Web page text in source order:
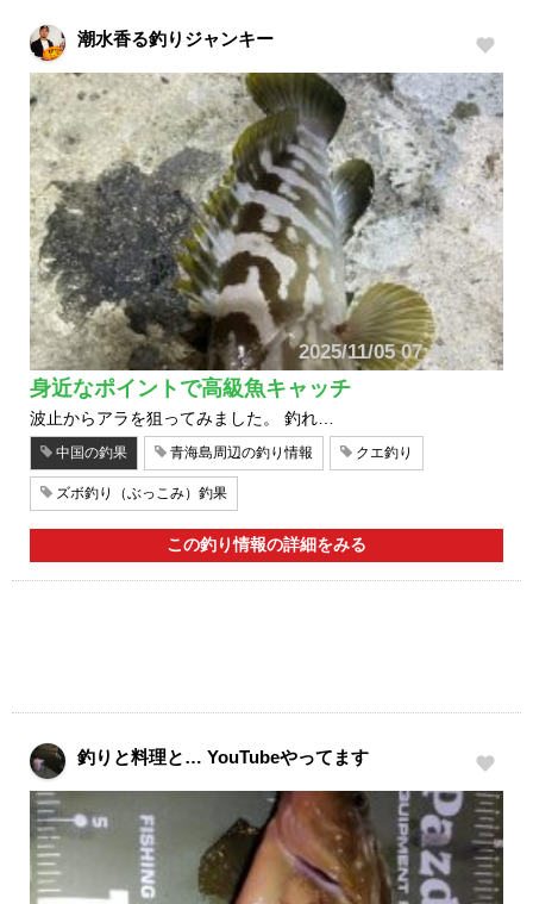
潮水香る釣りジャンキー
2025/11/05 07:34 UP!
身近なポイントで高級魚キャッチ
波止からアラを狙ってみました。 釣れ…
中国の釣果 青海島周辺の釣り情報 クエ釣り
ズボ釣り（ぶっこみ）釣果
この釣り情報の詳細をみる
釣りと料理と… YouTubeやってます